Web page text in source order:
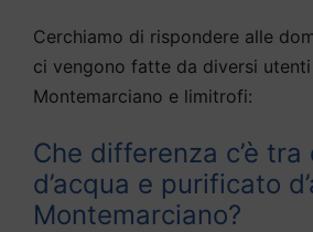
Cerchiamo di rispondere alle
ci vengono fatte da diversi
Montemarciano e limitrofi:
Che differenza c’è
d’acqua e purificato
Montemarciano?